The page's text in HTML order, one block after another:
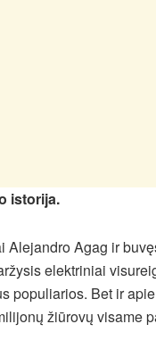
istorija.
Alejandro Agag ir
elektriniai
populiarios. Bet ir
žiūrovų visame